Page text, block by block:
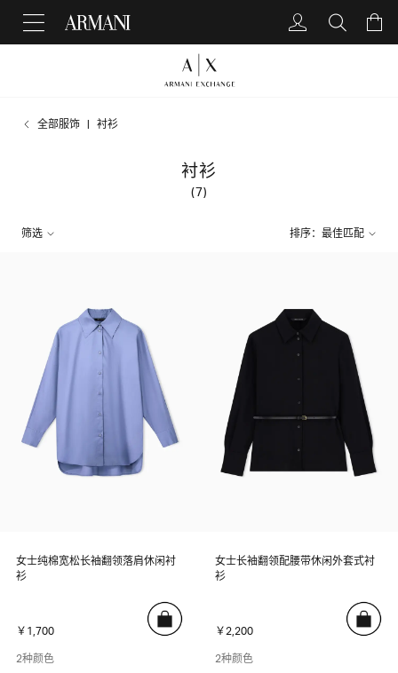
全部服饰 衬衫
衬衫
(7)
筛选 排序：最佳匹配
女士纯棉宽松长袖翻领落肩休闲衬
衫
￥1,700
2种颜色
女士长袖翻领配腰带休闲外套式衬
衫
￥2,200
2种颜色